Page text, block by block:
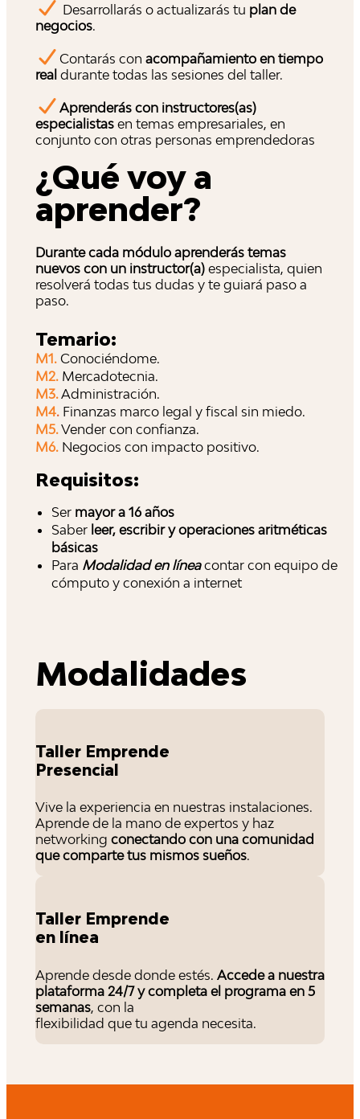
Desarrollarás o actualizarás tu plan de
negocios.
Contarás con acompañamiento en tiempo
real durante todas las sesiones del taller.
Aprenderás con instructores(as)
especialistas en temas empresariales, en
conjunto con otras personas emprendedoras
¿Qué voy a
aprender?
Durante cada módulo aprenderás temas
nuevos con un instructor(a) especialista, quien
resolverá todas tus dudas y te guiará paso a
paso.
Temario:
M1. Conociéndome.
M2. Mercadotecnia.
M3.Administración.
M4. Finanzas marco legal y fiscal sin miedo.
M5.Vender con confianza.
M6. Negocios con impacto positivo.
Requisitos:
Ser mayor a 16 años
Saber leer, escribir y operaciones aritméticas
básicas
Para Modalidad en líneacontar con equipo de
cómputo y conexión a internet
Modalidades
Taller Emprende
Presencial
Vive la experiencia en nuestras instalaciones.
Aprende de la mano de expertos y haz
networking conectando con una comunidad
que comparte tus mismos sueños.
Taller Emprende
en línea
Aprende desde donde estés. Accede a nuestra
plataforma 24/7 y completa el programa en 5
semanas, con la
flexibilidad que tu agenda necesita.